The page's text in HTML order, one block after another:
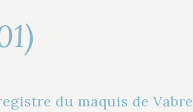
du maquis de Vabre